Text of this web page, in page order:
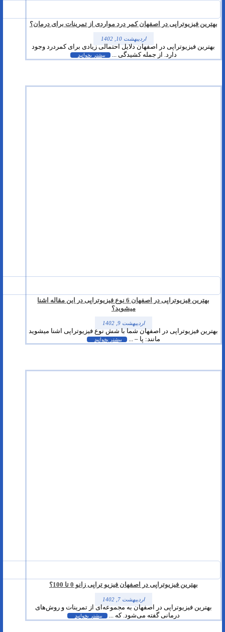
بهترین فیزیوتراپی در اصفهان کمر درد مواردی از تمرینات برای درمان؟
اردیبهشت 10, 1402
بهترین فیزیوتراپی در اصفهان دلایل احتمالی زیادی برای کمردرد وجود
دارد. از جمله کشیدگی ...
بیشتر بخوانید
بهترین فیزیوتراپی در اصفهان 6 نوع فیزیوتراپی در این مقاله اشنا
میشوید؟
اردیبهشت 9, 1402
بهترین فیزیوتراپی در اصفهان شما با شش نوع فیزیوتراپی اشنا میشوید
مانند: پا – ...
بیشتر بخوانید
بهترین فیزیوتراپی در اصفهان فیزیو تراپی زانو 0 تا 100؟
اردیبهشت 7, 1402
بهترین فیزیوتراپی در اصفهان به مجموعه‌ای از تمرینات و روش‌های
درمانی گفته می‌شود. که ...
بیشتر بخوانید